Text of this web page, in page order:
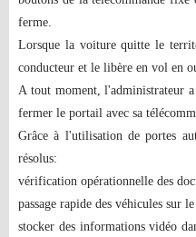
ferme.
Lorsque la voiture quitte le
conducteur et le libère en vol en
A tout moment, l'administrateur
fermer le portail avec sa
Grâce à l'utilisation de portes
résolus:
vérification opérationnelle des
passage rapide des véhicules
stocker des informations vidéo